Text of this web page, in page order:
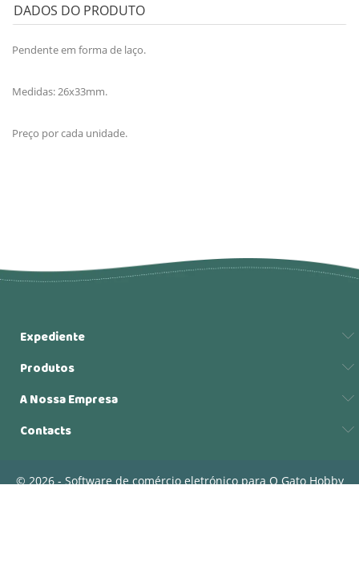
DADOS DO PRODUTO
Pendente em forma de laço.
Medidas: 26x33mm.
Preço por cada unidade.
Expediente
Produtos
A Nossa Empresa
Contacts
© 2026 - Software de comércio eletrónico para O Gato Hobby